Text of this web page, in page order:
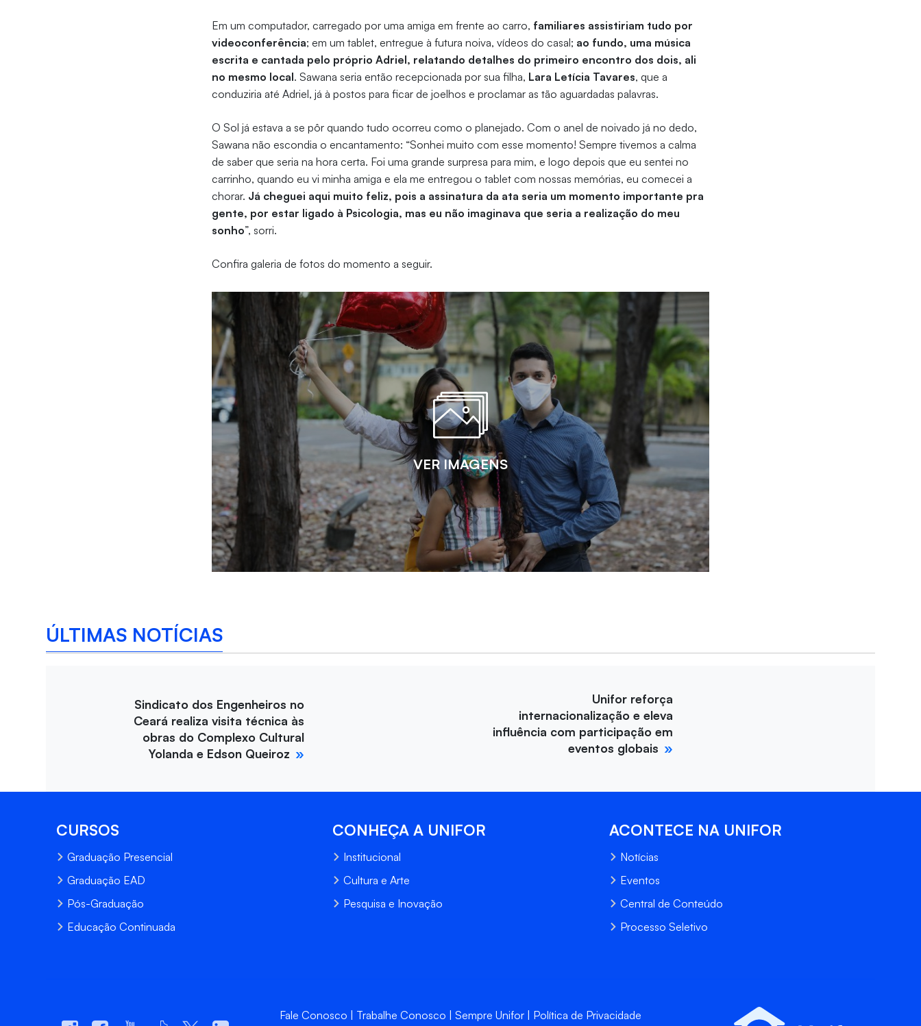
Em um computador, carregado por uma amiga em frente ao carro, familiares assistiriam tudo por
videoconferência; em um tablet, entregue à futura noiva, vídeos do casal; ao fundo, uma música
escrita e cantada pelo próprio Adriel, relatando detalhes do primeiro encontro dos dois, ali
no mesmo local. Sawana seria então recepcionada por sua filha, Lara Letícia Tavares, que a
conduziria até Adriel, já à postos para ficar de joelhos e proclamar as tão aguardadas palavras.
O Sol já estava a se pôr quando tudo ocorreu como o planejado. Com o anel de noivado já no dedo,
Sawana não escondia o encantamento: “Sonhei muito com esse momento! Sempre tivemos a calma
de saber que seria na hora certa. Foi uma grande surpresa para mim, e logo depois que eu sentei no
carrinho, quando eu vi minha amiga e ela me entregou o tablet com nossas memórias, eu comecei a
chorar. Já cheguei aqui muito feliz, pois a assinatura da ata seria um momento importante pra
gente, por estar ligado à Psicologia, mas eu não imaginava que seria a realização do meu
sonho”, sorri.
Confira galeria de fotos do momento a seguir.
VER IMAGENS
ÚLTIMAS NOTÍCIAS
Sindicato dos Engenheiros no
Ceará realiza visita técnica às
obras do Complexo Cultural
Yolanda e Edson Queiroz
Unifor reforça
internacionalização e eleva
influência com participação em
eventos globais
CURSOS
Graduação Presencial
Graduação EAD
Pós-Graduação
Educação Continuada
CONHEÇA A UNIFOR
Institucional
Cultura e Arte
Pesquisa e Inovação
ACONTECE NA UNIFOR
Notícias
Eventos
Central de Conteúdo
Processo Seletivo
Fale Conosco Trabalhe Conosco Sempre Unifor Política de Privacidade